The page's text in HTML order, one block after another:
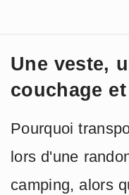
Une veste,
couchage
Pourquoi
lors d'une
camping, alors